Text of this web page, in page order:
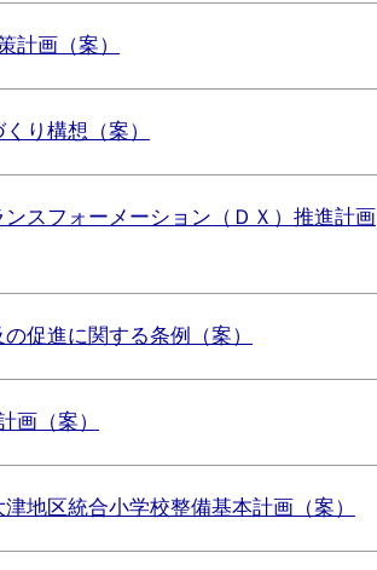
計画（案）
り構想（案）
スフォーメーション（ＤＸ）推進計画
促進に関する条例（案）
画（案）
津地区統合小学校整備基本計画（案）